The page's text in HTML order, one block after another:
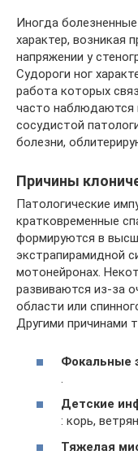
Иногда
характер, возникая
напряжении у
Судороги ног
работа которых
часто наблюдаются
сосудистой
болезни,
Причины
Патологические
кратковременные
формируются в
экстрапирамидной
мотонейронах.
развиваются из-за
области или
Другими причинами
Фокальные
.
Детские
: корь,
Тяжелая